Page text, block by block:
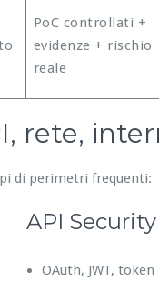
PoC controllati +
evidenze + rischio
reale
rete,
di perimetri frequenti:
API
OAuth, JWT,